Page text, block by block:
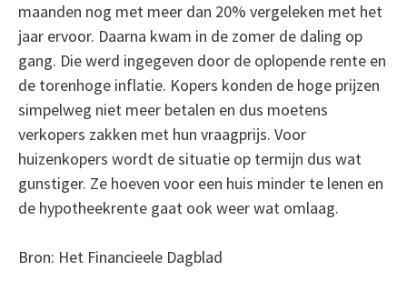
maanden nog met meer dan 20% vergeleken met het
jaar ervoor. Daarna kwam in de zomer de daling op
gang. Die werd ingegeven door de oplopende rente en
de torenhoge inflatie. Kopers konden de hoge prijzen
simpelweg niet meer betalen en dus moetens
verkopers zakken met hun vraagprijs. Voor
huizenkopers wordt de situatie op termijn dus wat
gunstiger. Ze hoeven voor een huis minder te lenen en
de hypotheekrente gaat ook weer wat omlaag.
Bron: Het Financieele Dagblad